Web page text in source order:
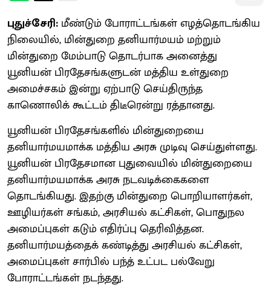
புதுச்சேரி: மீண்டும் போராட்டங்கள் எழத்தொடங்கிய
நிலையில், மின்துறை தனியார்மயம் மற்றும்
மின்துறை மேம்பாடு தொடர்பாக அனைத்து
யூனியன் பிரதேசங்களுடன் மத்திய உள்துறை
அமைச்சகம் இன்று ஏற்பாடு செய்திருந்த
காணொலிக் கூட்டம் திடீரென்று ரத்தானது.
யூனியன் பிரதேசங்களில் மின்துறையை
தனியார்மயமாக்க மத்திய அரசு முடிவு செய்துள்ளது.
யூனியன் பிரதேசமான புதுவையில் மின்துறையை
தனியார்மயமாக்க அரசு நடவடிக்கைகளை
தொடங்கியது. இதற்கு மின்துறை பொறியாளர்கள்,
ஊழியர்கள் சங்கம், அரசியல் கட்சிகள், பொதுநல
அமைப்புகள் கடும் எதிர்ப்பு தெரிவித்தன.
தனியார்மயத்தைக் கண்டித்து அரசியல் கட்சிகள்,
அமைப்புகள் சார்பில் பந்த் உட்பட பல்வேறு
போராட்டங்கள் நடந்தது.